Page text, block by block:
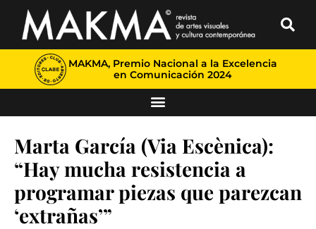
MAKMA, Premio Nacional a la Excelencia
en Comunicación 2024
Marta García (Via Escènica):
“Hay mucha resistencia a
programar piezas que parezcan
‘extrañas’”